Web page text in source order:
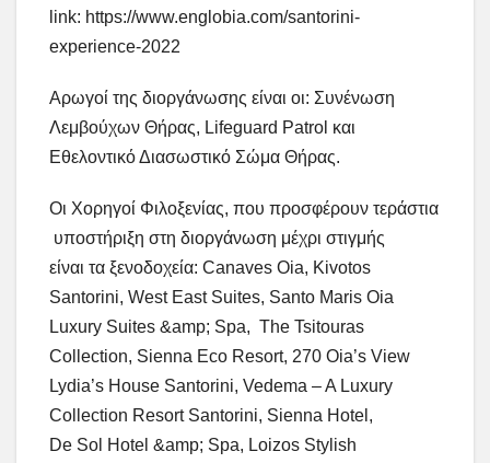
link: https://www.englobia.com/santorini-
experience-2022
Αρωγοί της διοργάνωσης είναι οι: Συνένωση
Λεμβούχων Θήρας, Lifeguard Patrol και
Εθελοντικό Διασωστικό Σώμα Θήρας.
Οι Χορηγοί Φιλοξενίας, που προσφέρουν τεράστια
υποστήριξη στη διοργάνωση μέχρι στιγμής
είναι τα ξενοδοχεία: Canaves Oia, Kivotos
Santorini, West East Suites, Santo Maris Oia
Luxury Suites &amp; Spa, The Tsitouras
Collection, Sienna Eco Resort, 270 Oia’s View
Lydia’s House Santorini, Vedema – A Luxury
Collection Resort Santorini, Sienna Hotel,
De Sol Hotel &amp; Spa, Loizos Stylish